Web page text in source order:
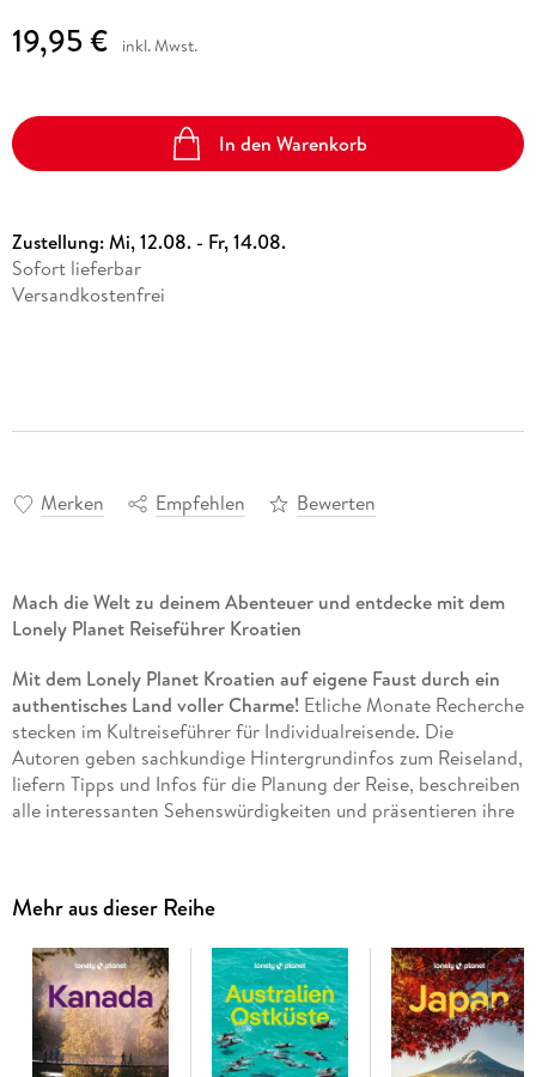
19,95 € inkl. Mwst.
In den Warenkorb
Zustellung:Mi, 12.08. - Fr, 14.08.
Sofort lieferbar
Versandkostenfrei
Merken Empfehlen Bewerten
Mach die Welt zu deinem Abenteuer und entdecke mit dem
Lonely Planet Reiseführer Kroatien
Mit dem Lonely Planet Kroatien auf eigene Faust durch ein
authentisches Land voller Charme! Etliche Monate Recherche
stecken im Kultreiseführer für Individualreisende. Die
Autoren geben sachkundige Hintergrundinfos zum Reiseland,
liefern Tipps und Infos für die Planung der Reise, beschreiben
alle interessanten Sehenswürdigkeiten und präsentieren ihre
insgesamt acht Nationalparks. Sie möchten nach Kroatien?
Ob Backpacker, Pauschalreisender oder 5-Sterne-Tourist -
mit dem Lonely Planet im Rucksack oder Handschuhfach sind
Sie garantiert bestens gerüstet. "Dobrodosli" in Kroatien!
Reiseplanung:Erkunde die tollsten Ecken deines Reiseziels
und plane deine perfekte Reise mithilfe unserer
Mehr aus dieser Reihe